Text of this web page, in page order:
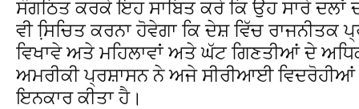
ਸੰਗਠਿਤ ਕਰਕੇ ਇਹ ਸਾਬਿਤ ਕਰੇ ਕਿ ਉਹ ਸਾਰੇ
ਵੀ ਸਿ਼ਚਿਤ ਕਰਨਾ ਹੋਵੇਗਾ ਕਿ ਦੇਸ਼ ਵਿੱਚ ਰਾਜਨੀਤਕ
ਵਿਖਾਵੇ ਅਤੇ ਮਹਿਲਾਵਾਂ ਅਤੇ ਘੱਟ ਗਿਣਤੀਆਂ ਦੇ
ਅਮਰੀਕੀ ਪ੍ਰਸ਼ਾਸਨ ਨੇ ਅਜੇ ਸੀਰੀਆਈ ਵਿਦਰੋਹੀਆਂ
ਇਨਕਾਰ ਕੀਤਾ ਹੈ।